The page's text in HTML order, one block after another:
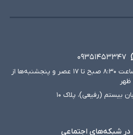
۰۹۳۵۱۴۵۳۳۴۷
شنبه تا چهارشنبه از ساعت ۸:۳۰ صبح تا ۱۷ عصر و پنجشنبه‌ها از
بیستم (رفیعی)، پلاک ۱۰
در شبکه‌های اجتماعی